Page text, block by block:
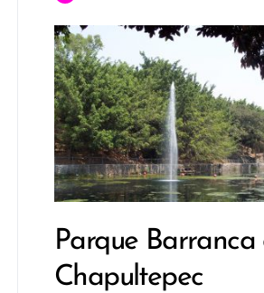
Parque Barranca
Chapultepec